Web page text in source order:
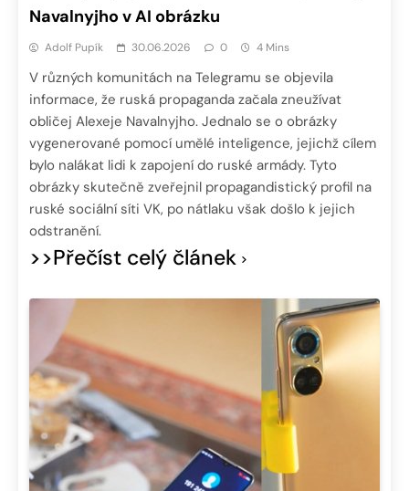
Navalnyjho v AI obrázku
Adolf Pupík 30.06.2026 0 4 Mins
V různých komunitách na Telegramu se objevila
informace, že ruská propaganda začala zneužívat
obličej Alexeje Navalnyjho. Jednalo se o obrázky
vygenerované pomocí umělé inteligence, jejichž cílem
bylo nalákat lidi k zapojení do ruské armády. Tyto
obrázky skutečně zveřejnil propagandistický profil na
ruské sociální síti VK, po nátlaku však došlo k jejich
odstranění.
>>Přečíst celý článek